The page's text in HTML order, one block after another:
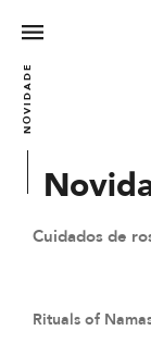
main
content
Menu
NOVIDADES
Cuidados de
Rituals of